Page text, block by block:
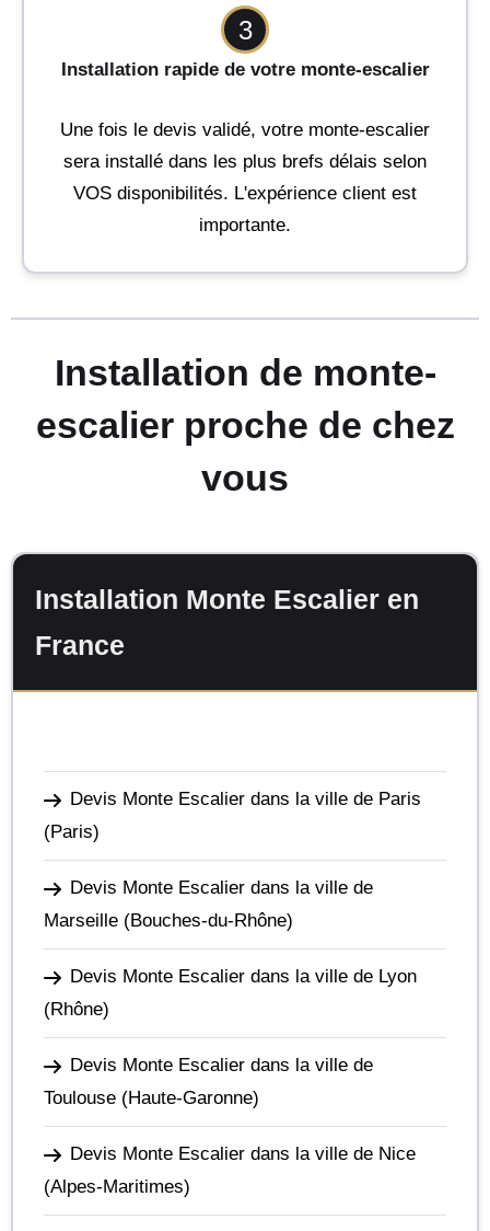
3
Installation rapide de votre monte-escalier
Une fois le devis validé, votre monte-escalier
sera installé dans les plus brefs délais selon
VOS disponibilités. L'expérience client est
importante.
Installation de monte-
escalier proche de chez
vous
Installation Monte Escalier en
France
Devis Monte Escalier dans la ville de Paris
(Paris)
Devis Monte Escalier dans la ville de
Marseille (Bouches-du-Rhône)
Devis Monte Escalier dans la ville de Lyon
(Rhône)
Devis Monte Escalier dans la ville de
Toulouse (Haute-Garonne)
Devis Monte Escalier dans la ville de Nice
(Alpes-Maritimes)